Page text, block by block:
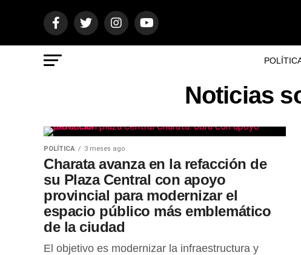
Noticias
POLÍTICA 3 meses ago
Charata avanza en la refacción de
su Plaza Central con apoyo
provincial para modernizar el
espacio público más emblemático
de la ciudad
El objetivo es modernizar la infraestructura y